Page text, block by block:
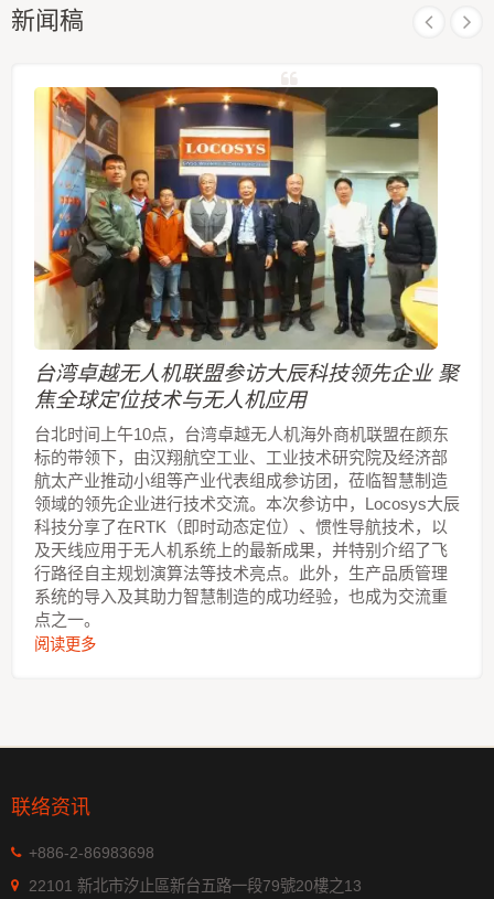
新闻稿
台湾卓越无人机联盟参访大辰科技领先企业 聚
焦全球定位技术与无人机应用
台北时间上午10点，台湾卓越无人机海外商机联盟在颜东
标的带领下，由汉翔航空工业、工业技术研究院及经济部
航太产业推动小组等产业代表组成参访团，莅临智慧制造
领域的领先企业进行技术交流。本次参访中，Locosys大辰
科技分享了在RTK（即时动态定位）、惯性导航技术，以
及天线应用于无人机系统上的最新成果，并特别介绍了飞
行路径自主规划演算法等技术亮点。此外，生产品质管理
系统的导入及其助力智慧制造的成功经验，也成为交流重
点之一。
阅读更多
联络资讯
+886-2-86983698
22101 新北市汐止區新台五路一段79號20樓之13